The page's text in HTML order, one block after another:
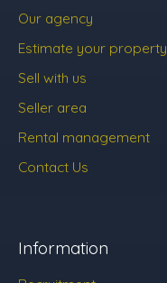
Our agency
Estimate your property
Sell with us
Seller area
Rental management
Contact Us
Information